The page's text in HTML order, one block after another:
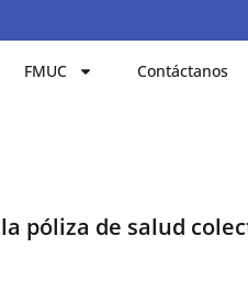
FMUC Contáctanos
póliza de salud